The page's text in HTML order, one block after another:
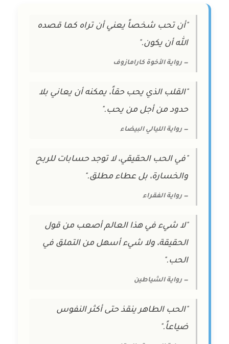
"أن تحب شخصاً يعني أن تراه كما قصده
الله أن يكون."
— رواية الأخوة كارامازوف
"القلب الذي يحب حقاً، يمكنه أن يعاني بلا
حدود من أجل من يحب."
— رواية الليالي البيضاء
"في الحب الحقيقي، لا توجد حسابات للربح
والخسارة، بل عطاء مطلق."
— رواية الفقراء
"لا شيء في هذا العالم أصعب من قول
الحقيقة، ولا شيء أسهل من التملق في
الحب."
— رواية الشياطين
"الحب الطاهر ينقذ حتى أكثر النفوس
ضياعاً."